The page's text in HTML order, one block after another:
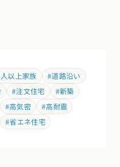
#高気密
#高耐震
#省エネ住宅